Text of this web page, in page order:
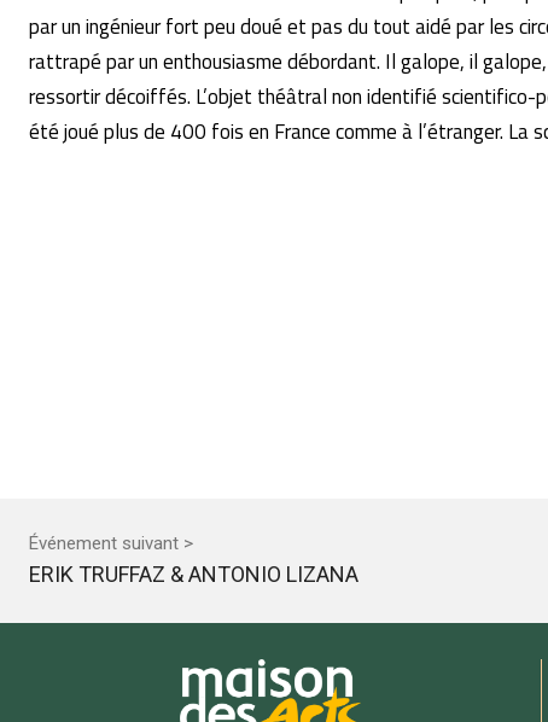
par un ingénieur fort peu doué et pas du tout aidé par les
rattrapé par un enthousiasme débordant. Il galope, il
ressortir décoiffés. L’objet théâtral non identifié
été joué plus de 400 fois en France comme à l’étranger. La
Événement suivant >
ERIK TRUFFAZ & ANTONIO LIZANA